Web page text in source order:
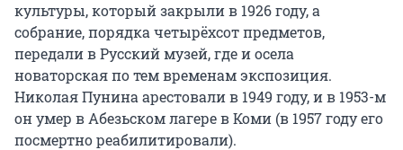
культуры, который закрыли в 1926 году, а
собрание, порядка четырёхсот предметов,
передали в Русский музей, где и осела
новаторская по тем временам экспозиция.
Николая Пунина арестовали в 1949 году, и в 1953-м
он умер в Абезьском лагере в Коми (в 1957 году его
посмертно реабилитировали).